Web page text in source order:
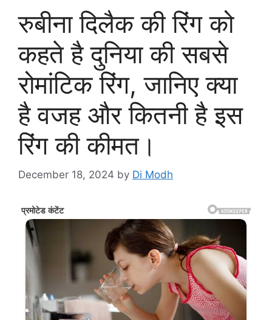
रुबीना दिलैक की रिंग को
कहते है दुनिया की सबसे
रोमांटिक रिंग, जानिए क्या
है वजह और कितनी है इस
रिंग की कीमत।
December 18, 2024 by Di Modh